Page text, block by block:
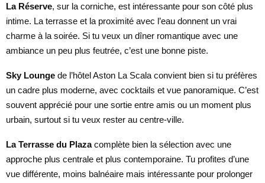
La Réserve, sur la corniche, est intéressante pour son côté plus
intime. La terrasse et la proximité avec l’eau donnent un vrai
charme à la soirée. Si tu veux un dîner romantique avec une
ambiance un peu plus feutrée, c’est une bonne piste.
Sky Lounge de l’hôtel Aston La Scala convient bien si tu préfères
un cadre plus moderne, avec cocktails et vue panoramique. C’est
souvent apprécié pour une sortie entre amis ou un moment plus
urbain, surtout si tu veux rester au centre-ville.
La Terrasse du Plazacomplète bien la sélection avec une
approche plus centrale et plus contemporaine. Tu profites d’une
vue différente, moins balnéaire mais intéressante pour prolonger